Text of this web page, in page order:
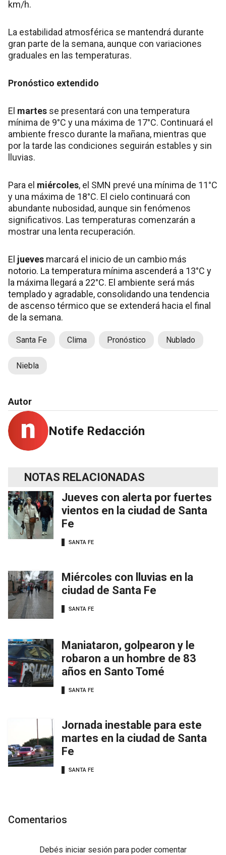
km/h.
La estabilidad atmosférica se mantendrá durante
gran parte de la semana, aunque con variaciones
graduales en las temperaturas.
Pronóstico extendido
El martes se presentará con una temperatura
mínima de 9°C y una máxima de 17°C. Continuará el
ambiente fresco durante la mañana, mientras que
por la tarde las condiciones seguirán estables y sin
lluvias.
Para el miércoles, el SMN prevé una mínima de 11°C
y una máxima de 18°C. El cielo continuará con
abundante nubosidad, aunque sin fenómenos
significativos. Las temperaturas comenzarán a
mostrar una lenta recuperación.
El jueves marcará el inicio de un cambio más
notorio. La temperatura mínima ascenderá a 13°C y
la máxima llegará a 22°C. El ambiente será más
templado y agradable, consolidando una tendencia
de ascenso térmico que se extenderá hacia el final
de la semana.
Santa Fe Clima Pronóstico Nublado
Niebla
Autor
Notife Redacción
NOTAS RELACIONADAS
Jueves con alerta por fuertes
vientos en la ciudad de Santa
Fe
SANTA FE
Miércoles con lluvias en la
ciudad de Santa Fe
SANTA FE
Maniataron, golpearon y le
robaron a un hombre de 83
años en Santo Tomé
SANTA FE
Jornada inestable para este
martes en la ciudad de Santa
Fe
SANTA FE
Comentarios
Debés iniciar sesión para poder comentar